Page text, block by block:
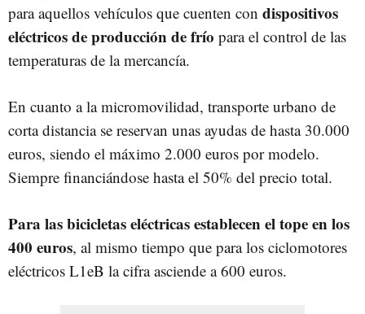
para aquellos vehículos que cuenten con dispositivos
eléctricos de producción de frío para el control de las
temperaturas de la mercancía.
En cuanto a la micromovilidad, transporte urbano de
corta distancia se reservan unas ayudas de hasta 30.000
euros, siendo el máximo 2.000 euros por modelo.
Siempre financiándose hasta el 50% del precio total.
Para las bicicletas eléctricas establecen el tope en los
400 euros, al mismo tiempo que para los ciclomotores
eléctricos L1eB la cifra asciende a 600 euros.